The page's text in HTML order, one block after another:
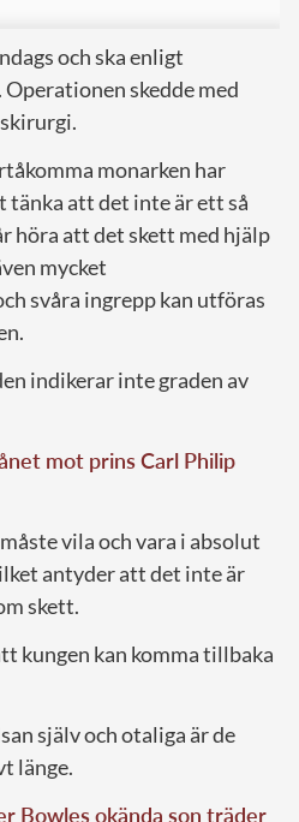
och ska enligt
skedde med
monarken har
att det inte är ett så
höra att det skett med hjälp
mycket
svåra ingrepp kan utföras
indikerar inte graden av
mot prins Carl Philip
vila och vara i absolut
antyder att det inte är
skett.
kungen kan komma tillbaka
själv och otaliga är de
länge.
Bowles okända son träder